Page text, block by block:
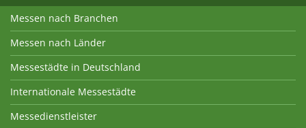
Messen nach Branchen
Messen nach Länder
Messestädte in Deutschland
Internationale Messestädte
Messedienstleister